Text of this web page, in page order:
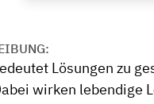
Lösungen zu
wirken lebendige